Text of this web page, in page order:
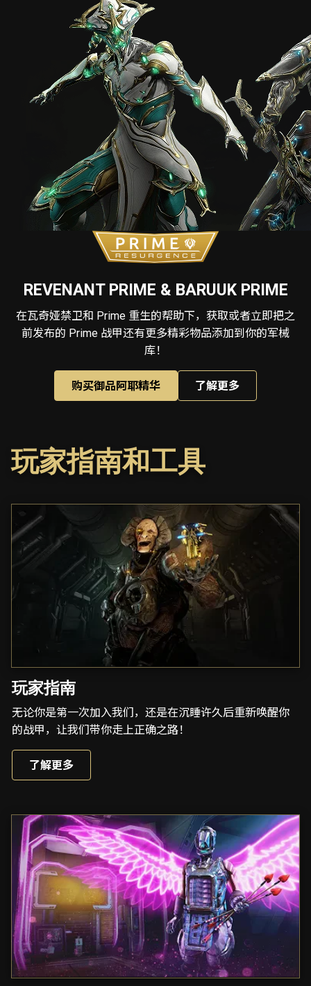
REVENANT PRIME & BARUUK PRIME
在瓦奇娅禁卫和 Prime 重生的帮助下，获取或者立即把之
前发布的 Prime 战甲还有更多精彩物品添加到你的军械
库！
购买御品阿耶精华 了解更多
玩家指南和工具
玩家指南
无论你是第一次加入我们，还是在沉睡许久后重新唤醒你
的战甲，让我们带你走上正确之路！
了解更多